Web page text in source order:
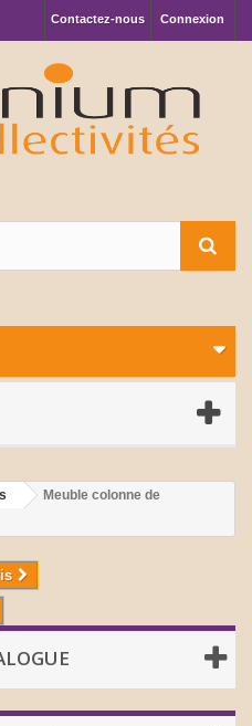
Connexion
Contactez-nous
Meuble colonne de